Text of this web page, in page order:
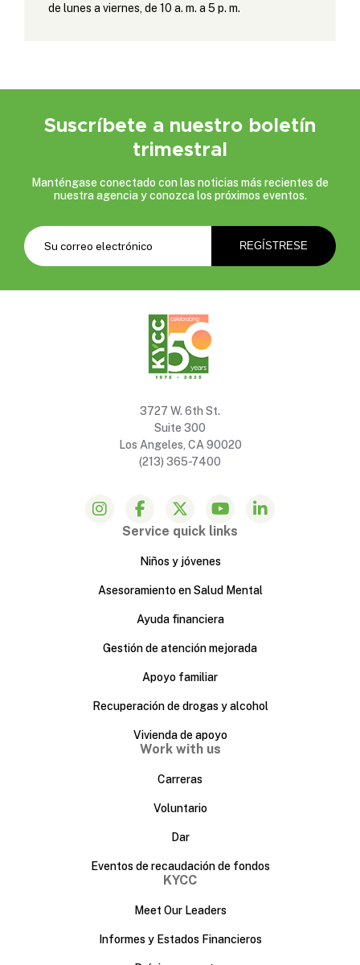
de lunes a viernes, de 10 a. m. a 5 p. m.
Suscríbete a nuestro boletín
trimestral
Manténgase conectado con las noticias más recientes de
nuestra agencia y conozca los próximos eventos.
3727 W. 6th St.
Suite 300
Los Angeles, CA 90020
(213) 365-7400
Service quick links
Niños y jóvenes
Asesoramiento en Salud Mental
Ayuda financiera
Gestión de atención mejorada
Apoyo familiar
Recuperación de drogas y alcohol
Vivienda de apoyo
Work with us
Carreras
Voluntario
Dar
Eventos de recaudación de fondos
KYCC
Meet Our Leaders
Informes y Estados Financieros